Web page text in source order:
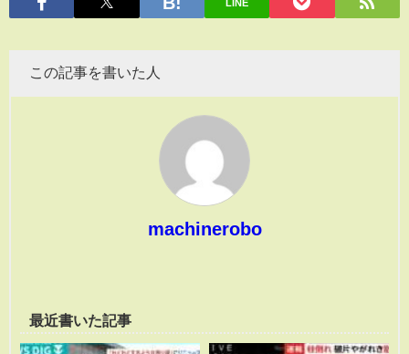
LINE
この記事を書いた人
machinerobo
最近書いた記事